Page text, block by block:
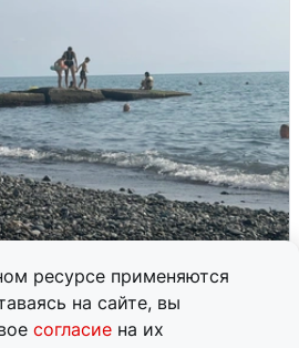
ресурсе применяются
на сайте, вы
согласие на их
новая угроза БПЛА